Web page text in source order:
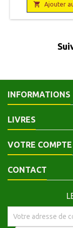
état. Couvertures
Tomes I ,en partie,
Les deux
 Ajouter
INFORMATIONS
LIVRES
VOTRE COMPTE
CONTACT